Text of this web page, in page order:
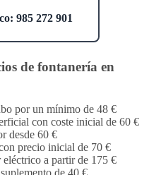
985 272 901
de fontanería en
por un mínimo de 48 €
con coste inicial de 60 €
desde 60 €
precio inicial de 70 €
a partir de 175 €